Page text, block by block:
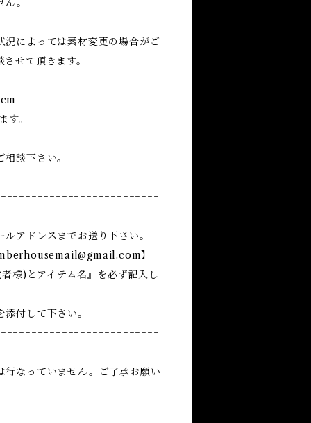
。
によっては素材変更の場合がご
せて頂きます。
す。
談下さい。
アドレスまでお送り下さい。
】
様)とアイテム名』を必ず記入し
付して下さい。
なっていません。ご了承お願い